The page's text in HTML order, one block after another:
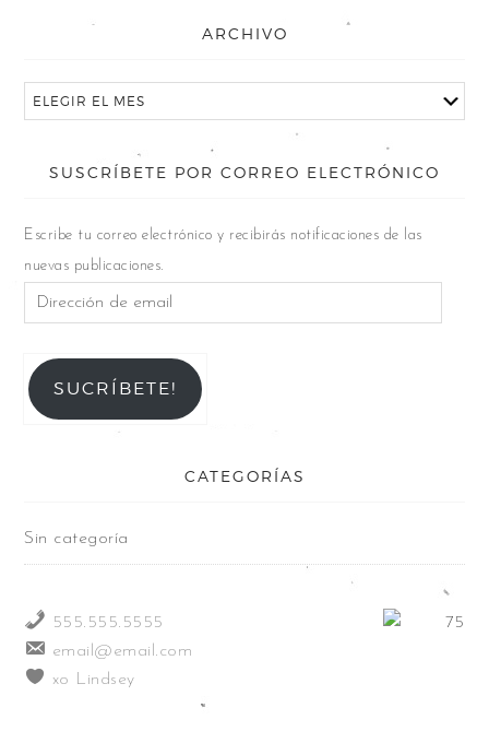
ARCHIVO
SUSCRÍBETE POR CORREO ELECTRÓNICO
Escribe tu correo electrónico y recibirás notificaciones de las
nuevas publicaciones.
SUCRÍBETE!
CATEGORÍAS
Sin categoría
555.555.5555
email@email.com
xo Lindsey